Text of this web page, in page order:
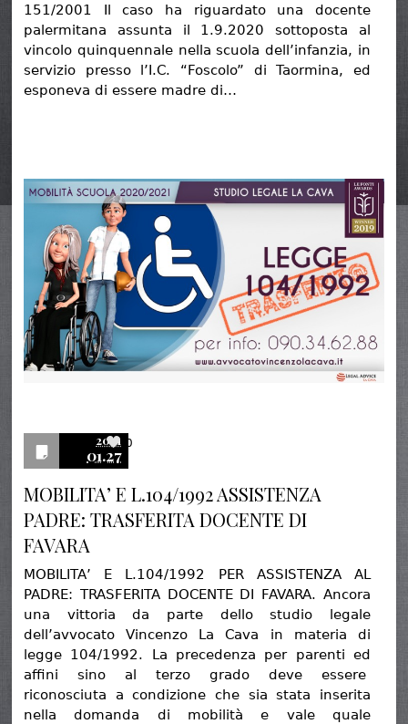
151/2001 Il caso ha riguardato una docente
palermitana assunta il 1.9.2020 sottoposta al
vincolo quinquennale nella scuola dell’infanzia, in
servizio presso l’I.C. “Foscolo” di Taormina, ed
esponeva di essere madre di…
2021
01.27
0
MOBILITA’ E L.104/1992 ASSISTENZA
PADRE: TRASFERITA DOCENTE DI
FAVARA
MOBILITA’ E L.104/1992 PER ASSISTENZA AL
PADRE: TRASFERITA DOCENTE DI FAVARA. Ancora
una vittoria da parte dello studio legale
dell’avvocato Vincenzo La Cava in materia di
legge 104/1992. La precedenza per parenti ed
affini sino al terzo grado deve essere
riconosciuta a condizione che sia stata inserita
nella domanda di mobilità e vale quale